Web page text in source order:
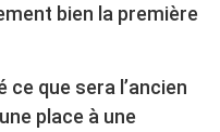
bien la première
que sera l’ancien
place à une